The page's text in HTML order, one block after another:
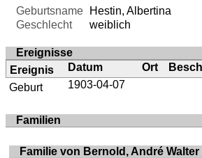
Geburtsname
Hestin, Albertina
Geschlecht
weiblich
Ereignisse
Ereignis
Datum Ort
Geburt
1903-04-07
Familien
Familie von Bernold, André Walter